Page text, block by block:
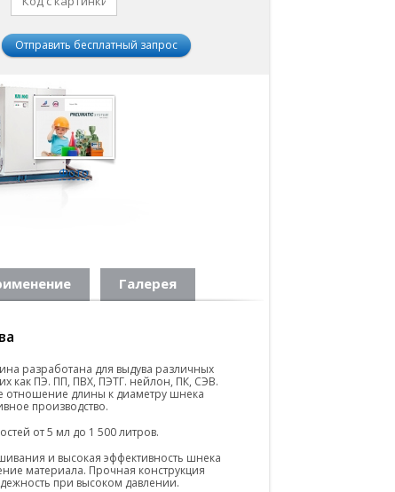
Галерея
разработана для выдува различных
как ПЭ. ПП, ПВХ, ПЭТГ. нейлон, ПК, СЭВ.
отношение длины к диаметру шнека
производство.
от 5 мл до 1 500 литров.
и высокая эффективность шнека
материала. Прочная конструкция
при высоком давлении.